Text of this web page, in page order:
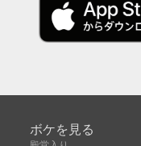
ボケを見る